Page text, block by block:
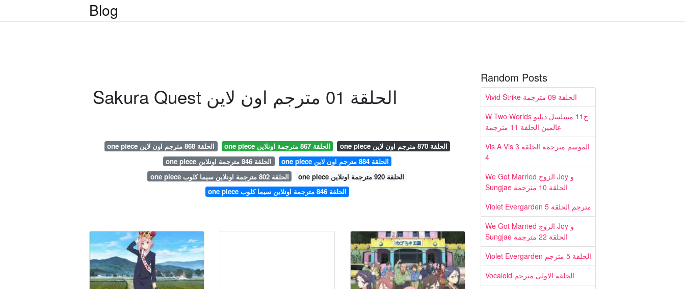
Blog
Sakura Quest الحلقة 01 مترجم اون لاين
one piece الحلقة 868 مترجم اون لاين one piece الحلقة 867 مترجمة اونلاين
one piece الحلقة 870 مترجم اون لاين
one piece الحلقة 846 مترجمة اونلاين
one piece الحلقة 884 مترجم اون لاين
one piece الحلقة 802 مترجمة اونلاين سيما كلوب
one piece الحلقة 920 مترجمة اونلاين
one piece الحلقة 846 مترجمة اونلاين سيما كلوب
Random Posts
Vivid Strike الحلقة 09 مترجمة
W Two Worlds ح11 مسلسل دبليو
عالمين الحلقة 11 مترجمة
Vis A Vis 3 الموسم مترجمة الحلقة
4
We Got Married الزوج Joy و
Sungjae الحلقة 10 مترجمة
Violet Evergarden مترجم الحلقة 5
We Got Married الزوج Joy و
Sungjae الحلقة 22 مترجمة
Violet Evergarden الحلقة 5 مترجم
Vocaloid الحلقة الاولى مترجم